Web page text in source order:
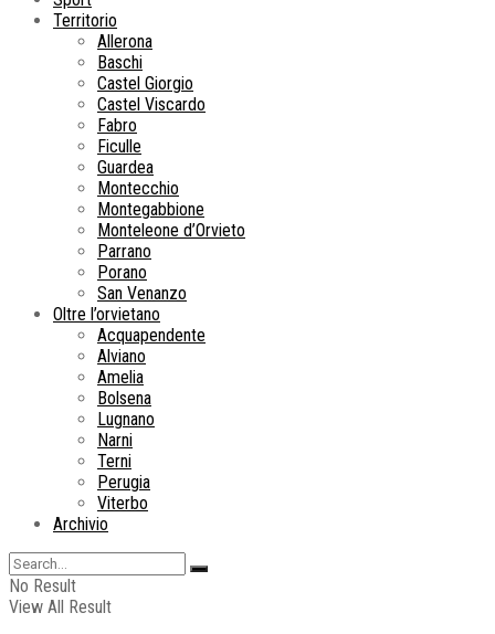
Territorio
Allerona
Baschi
Castel Giorgio
Castel Viscardo
Fabro
Ficulle
Guardea
Montecchio
Montegabbione
Monteleone d’Orvieto
Parrano
Porano
San Venanzo
Oltre l’orvietano
Acquapendente
Alviano
Amelia
Bolsena
Lugnano
Narni
Terni
Perugia
Viterbo
Archivio
No Result
View All Result